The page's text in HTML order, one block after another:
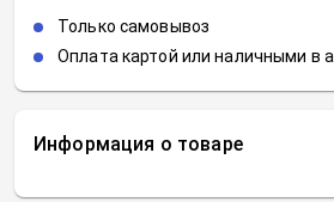
Информация о товаре
Только самовывоз
Оплата картой или наличными в